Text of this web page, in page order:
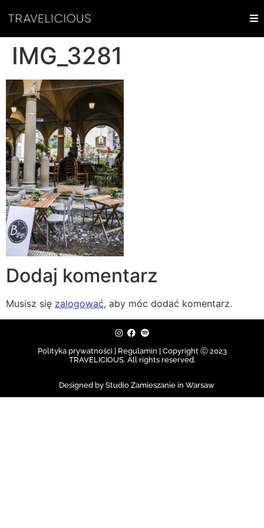
IMG_3281
Dodaj komentarz
Musisz się zalogować, aby móc dodać komentarz.
Polityka prywatności | Regulamin | Copyright Ⓒ 2023
TRAVELICIOUS. All rights reserved.
Designed by Studio Zamieszanie in Warsaw